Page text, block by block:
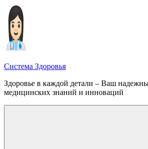
Перейти
содержимому
Система Здоровья
Здоровье в каждой детали – Ваш
медицинских знаний и инноваций